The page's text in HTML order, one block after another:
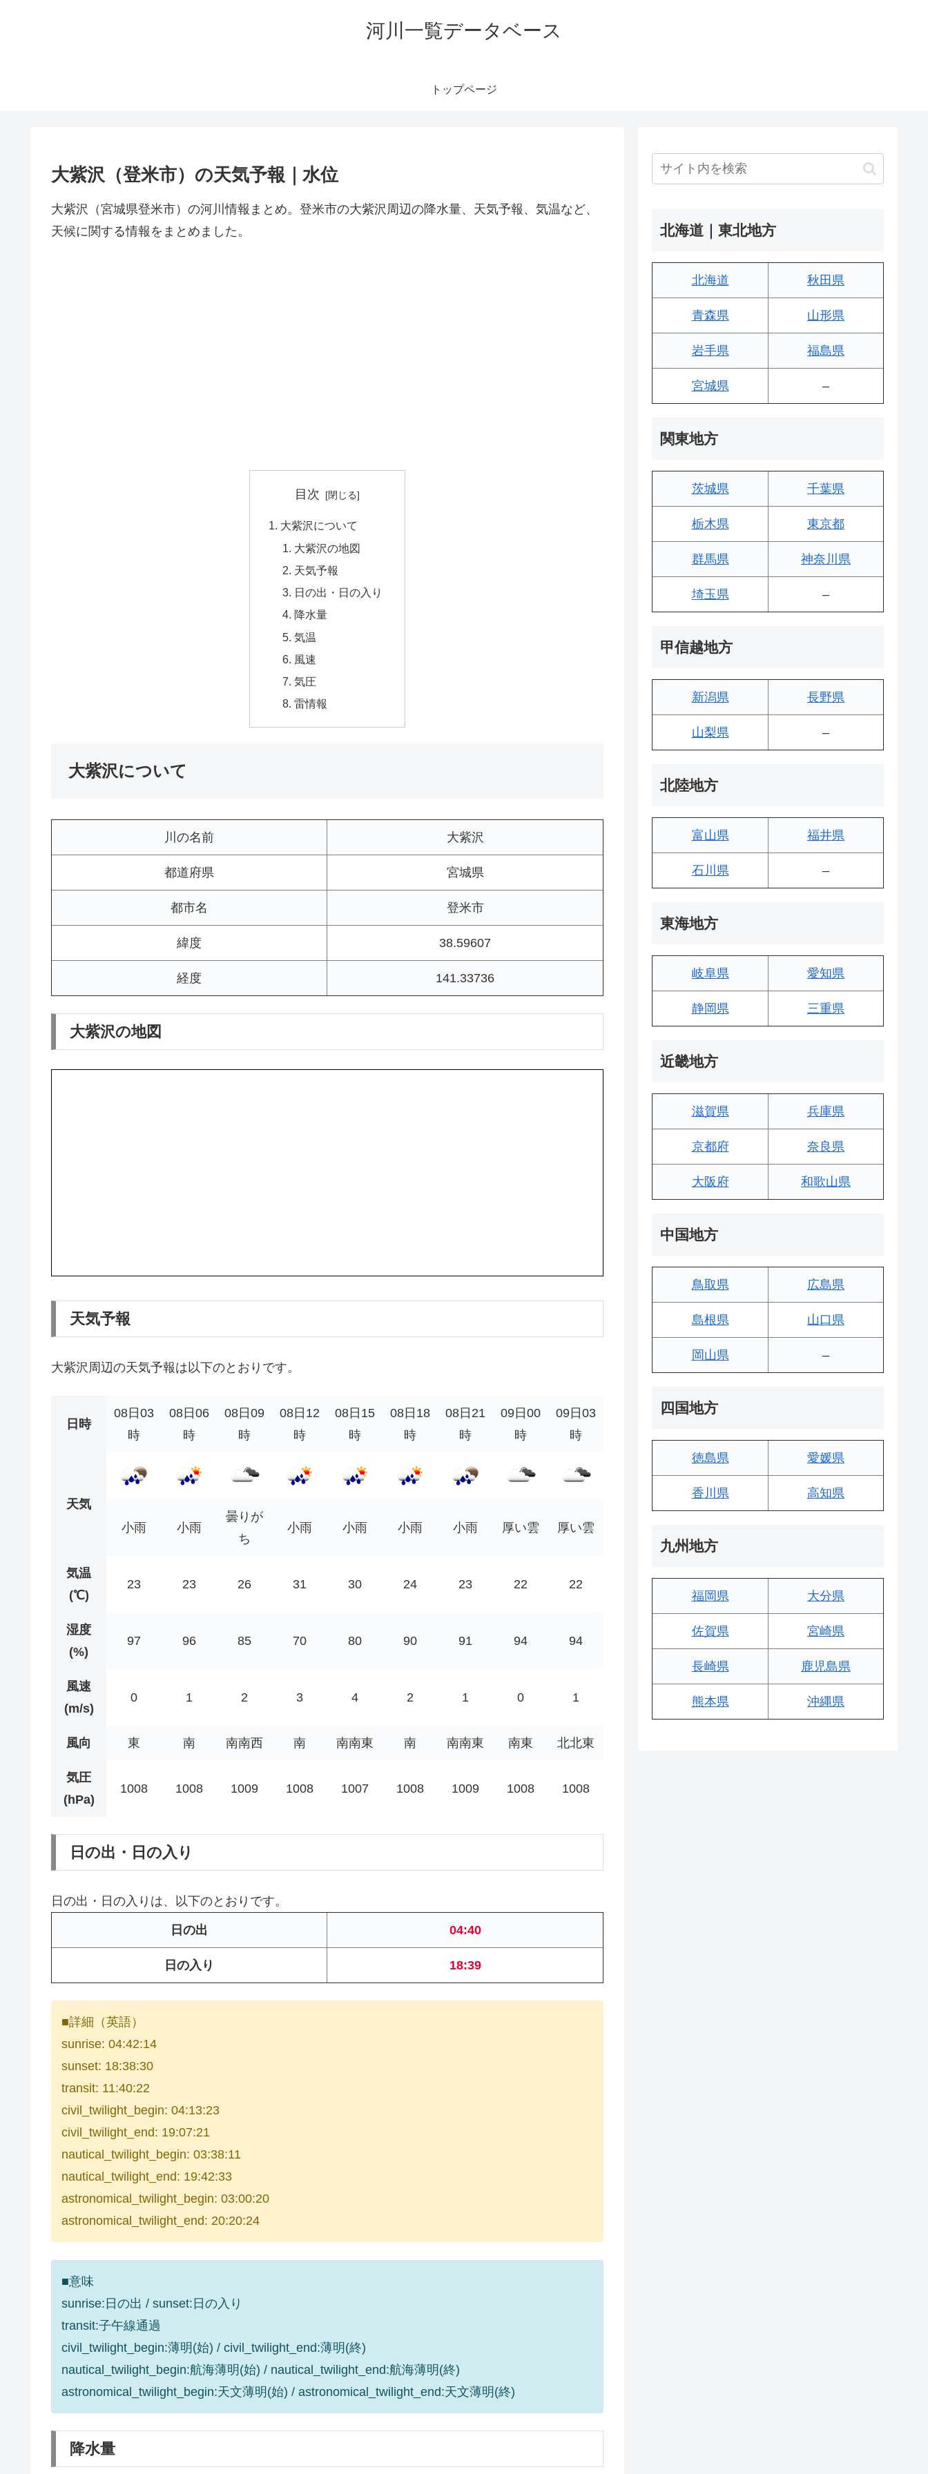
河川一覧データベース
トップページ
大紫沢（登米市）の天気予報｜水位
大紫沢（宮城県登米市）の河川情報まとめ。登米市の大紫沢周辺の降水量、天気予報、気温など、
天候に関する情報をまとめました。
目次
大紫沢について
大紫沢の地図
天気予報
日の出・日の入り
降水量
気温
風速
気圧
雷情報
大紫沢について
川の名前 大紫沢
都道府県 宮城県
都市名 登米市
緯度 38.59607
経度 141.33736
大紫沢の地図
天気予報
大紫沢周辺の天気予報は以下のとおりです。
日時
08日03
時
08日06
時
08日09
時
08日12
時
08日15
時
08日18
時
08日21
時
09日00
時
09日03
時
天気
小雨
小雨
曇りが
ち
小雨 小雨 小雨 小雨 厚い雲 厚い雲
気温
(℃)
23 23 26 31 30 24 23 22 22
湿度
(%)
97 96 85 70 80 90 91 94 94
風速
(m/s)
0 1 2 3 4 2 1 0 1
風向 東 南 南南西 南 南南東 南 南南東 南東 北北東
気圧
(hPa)
1008 1008 1009 1008 1007 1008 1009 1008 1008
日の出・日の入り
日の出・日の入りは、以下のとおりです。
日の出 04:40
日の入り 18:39
■詳細（英語）
sunrise: 04:42:14
sunset: 18:38:30
transit: 11:40:22
civil_twilight_begin: 04:13:23
civil_twilight_end: 19:07:21
nautical_twilight_begin: 03:38:11
nautical_twilight_end: 19:42:33
astronomical_twilight_begin: 03:00:20
astronomical_twilight_end: 20:20:24
■意味
sunrise:日の出 / sunset:日の入り
transit:子午線通過
civil_twilight_begin:薄明(始) / civil_twilight_end:薄明(終)
nautical_twilight_begin:航海薄明(始) / nautical_twilight_end:航海薄明(終)
astronomical_twilight_begin:天文薄明(始) / astronomical_twilight_end:天文薄明(終)
降水量
北海道｜東北地方
北海道 秋田県
青森県 山形県
岩手県 福島県
宮城県 –
関東地方
茨城県 千葉県
栃木県 東京都
群馬県 神奈川県
埼玉県 –
甲信越地方
新潟県 長野県
山梨県 –
北陸地方
富山県 福井県
石川県 –
東海地方
岐阜県 愛知県
静岡県 三重県
近畿地方
滋賀県 兵庫県
京都府 奈良県
大阪府 和歌山県
中国地方
鳥取県 広島県
島根県 山口県
岡山県 –
四国地方
徳島県 愛媛県
香川県 高知県
九州地方
福岡県 大分県
佐賀県 宮崎県
長崎県 鹿児島県
熊本県 沖縄県